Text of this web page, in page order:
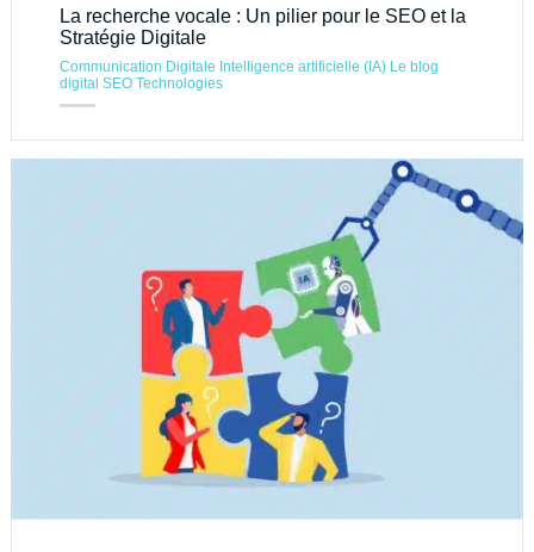
La recherche vocale : Un pilier pour le SEO et la
Stratégie Digitale
Communication Digitale Intelligence artificielle (IA) Le blog
digital SEO Technologies